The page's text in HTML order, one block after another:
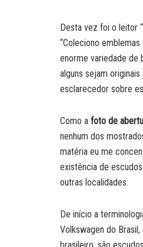
Desta vez foi o leitor
“Coleciono
enorme variedade de
alguns sejam
esclarecedor sobre
Como a foto de
nenhum dos
matéria eu me
existência de
outras localidades.
De início a
Volkswagen do